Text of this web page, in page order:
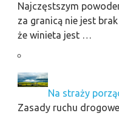
Najczęstszym
za granicą nie jest
że winieta jest …
Na straży
Zasady ruchu